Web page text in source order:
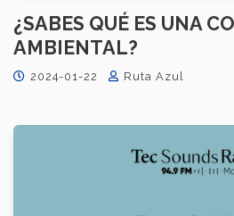
¿SABES QUÉ ES UNA
AMBIENTAL?
2024-01-22 Ruta Azul